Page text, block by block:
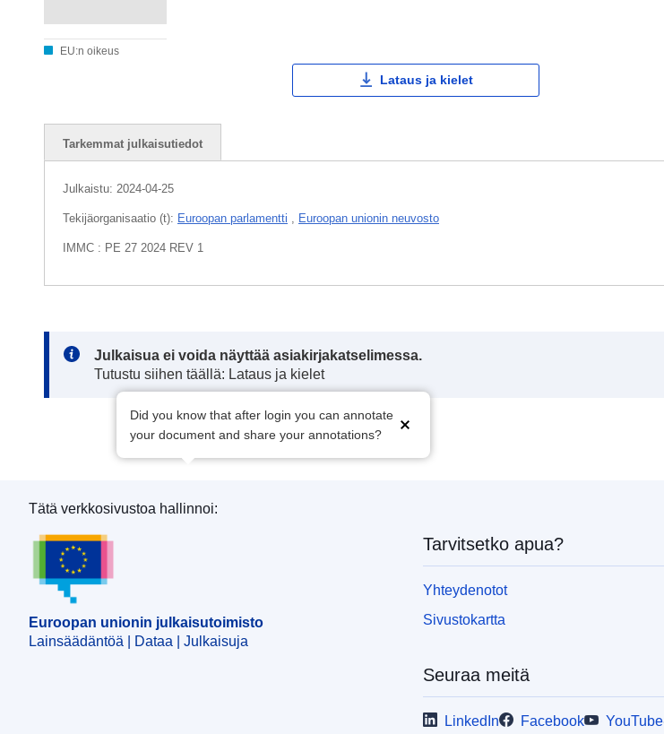
EU:n oikeus
Lataus ja kielet
Tarkemmat julkaisutiedot
Julkaistu: 2024-04-25
Tekijäorganisaatio (t): Euroopan parlamentti , Euroopan unionin neuvosto
IMMC : PE 27 2024 REV 1
Note:
Julkaisua ei voida näyttää asiakirjakatselimessa.
Tutustu siihen täällä: Lataus ja kielet
Did you know that after login you can annotate
your document and share your annotations?
Euroopan unionin julkaisutoimisto
Tätä verkkosivustoa hallinnoi:
Euroopan unionin julkaisutoimisto
Lainsäädäntöä | Dataa | Julkaisuja
Tarvitsetko apua?
Yhteydenotot
Sivustokartta
Seuraa meitä
LinkedIn Facebook YouTube